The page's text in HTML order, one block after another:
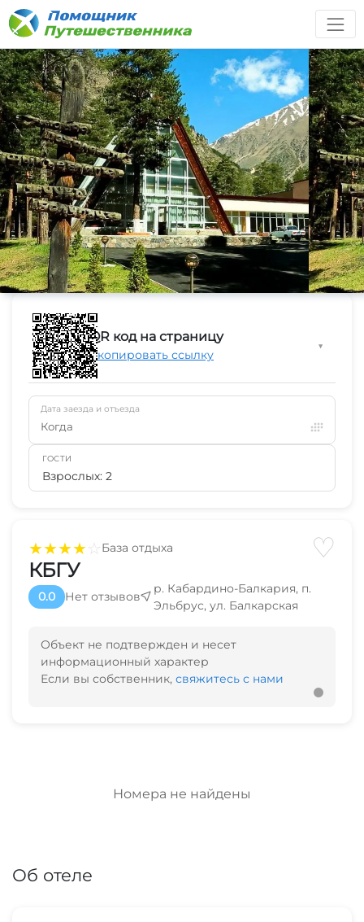
★★★★☆База отдыха ♡
КБГУ
0.0 Нет отзывов
р. Кабардино-Балкария, п.
Эльбрус, ул. Балкарская
Объект не подтвержден и несет
информационный характер
Если вы собственник, свяжитесь с нами
Номера не найдены
Об отеле
QR код на страницу
Скопировать ссылку
▼
Дата заезда и отъезда
Когда
ГОСТИ
Взрослых: 2